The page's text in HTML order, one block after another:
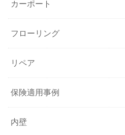
カーポート
フローリング
リペア
保険適用事例
内壁